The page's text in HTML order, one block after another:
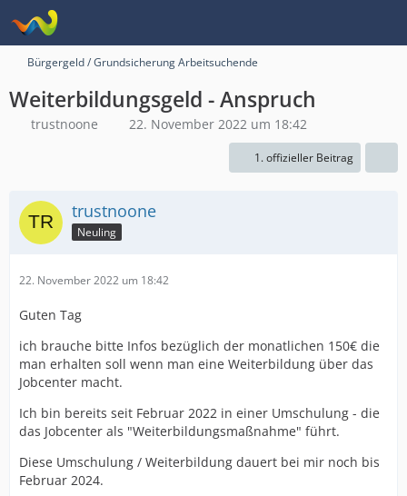
Bürgergeld / Grundsicherung Arbeitsuchende
Weiterbildungsgeld - Anspruch
trustnoone 22. November 2022 um 18:42
1. offizieller Beitrag
trustnoone
Neuling
22. November 2022 um 18:42
Guten Tag
ich brauche bitte Infos bezüglich der monatlichen 150€ die
man erhalten soll wenn man eine Weiterbildung über das
Jobcenter macht.
Ich bin bereits seit Februar 2022 in einer Umschulung - die
das Jobcenter als "Weiterbildungsmaßnahme" führt.
Diese Umschulung / Weiterbildung dauert bei mir noch bis
Februar 2024.